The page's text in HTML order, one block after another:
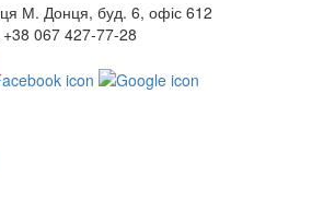
М. Донця, буд. 6, офіс 612
067 427-77-28